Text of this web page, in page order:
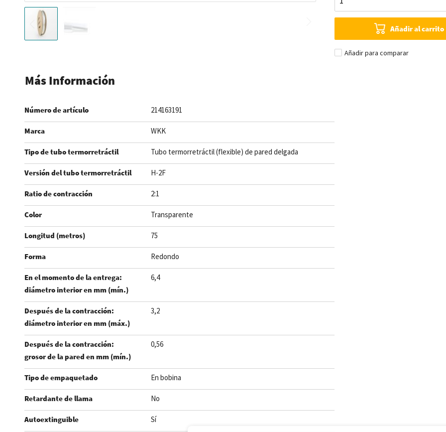
comienzo
galería
Añadir al carrito
Añadir para comparar
Más Información
Número de artículo 214163191
Marca WKK
Tipo de tubo termorretráctil Tubo termorretráctil (flexible) de pared delgada
Versión del tubo termorretráctil H-2F
Ratio de contracción 2:1
Color Transparente
Longitud (metros) 75
Forma Redondo
En el momento de la entrega:
diámetro interior en mm (mín.)
6,4
Después de la contracción:
diámetro interior en mm (máx.)
3,2
Después de la contracción:
grosor de la pared en mm (mín.)
0,56
Tipo de empaquetado En bobina
Retardante de llama No
Autoextinguible Sí